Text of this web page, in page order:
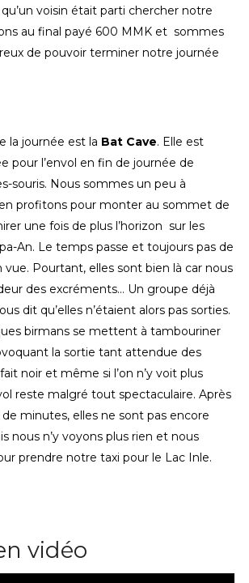
voisin était parti chercher notre
au final payé 600 MMK et sommes
de pouvoir terminer notre journée
la journée est la Bat Cave. Elle est
pour l’envol en fin de journée de
souris. Nous sommes un peu à
en profitons pour monter au sommet de
une fois de plus l’horizon sur les
An. Le temps passe et toujours pas de
vue. Pourtant, elles sont bien là car nous
des excréments… Un groupe déjà
dit qu’elles n’étaient alors pas sorties.
birmans se mettent à tambouriner
la sortie tant attendue des
noir et même si l’on n’y voit plus
reste malgré tout spectaculaire. Après
minutes, elles ne sont pas encore
nous n’y voyons plus rien et nous
prendre notre taxi pour le Lac Inle.
vidéo